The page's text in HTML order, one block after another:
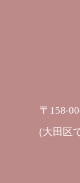
〒158-
(大田区